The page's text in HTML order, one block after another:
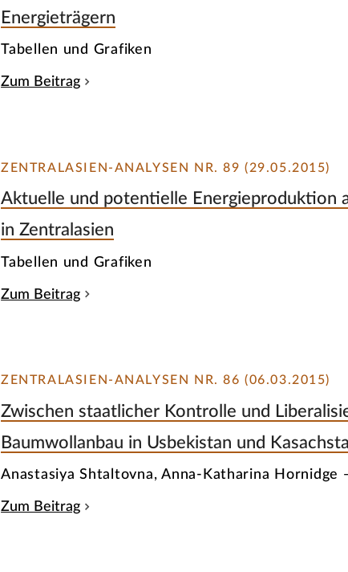
Energieträgern
Tabellen und Grafiken
Zum Beitrag
ZENTRALASIEN-ANALYSEN NR. 89 (29.05.2015)
Aktuelle und potentielle Energieproduktion
in Zentralasien
Tabellen und Grafiken
Zum Beitrag
ZENTRALASIEN-ANALYSEN NR. 86 (06.03.2015)
Zwischen staatlicher Kontrolle und
Baumwollanbau in Usbekistan und
Anastasiya Shtaltovna, Anna-Katharina Hornidge
Zum Beitrag